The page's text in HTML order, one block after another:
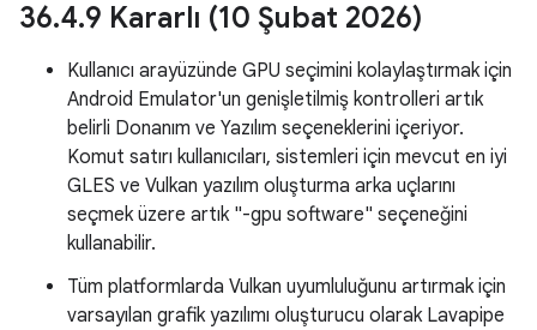
36.4.9 Kararlı (10 Şubat 2026)
Kullanıcı arayüzünde GPU seçimini kolaylaştırmak için
Android Emulator'un genişletilmiş kontrolleri artık
belirli Donanım ve Yazılım seçeneklerini içeriyor.
Komut satırı kullanıcıları, sistemleri için mevcut en iyi
GLES ve Vulkan yazılım oluşturma arka uçlarını
seçmek üzere artık "-gpu software" seçeneğini
kullanabilir.
Tüm platformlarda Vulkan uyumluluğunu artırmak için
varsayılan grafik yazılımı oluşturucu olarak Lavapipe